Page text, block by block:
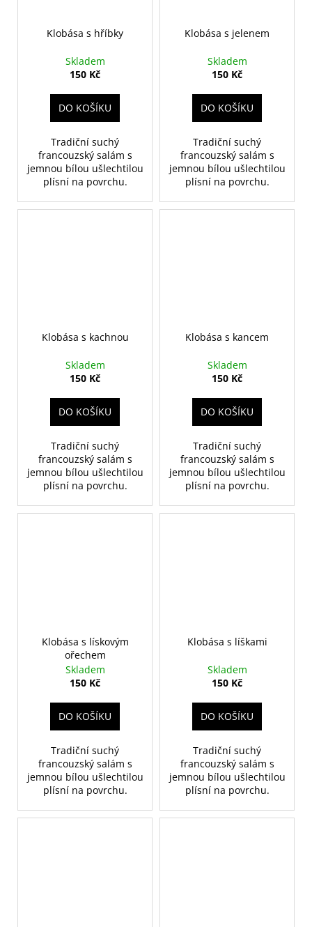
Klobása s hříbky
Skladem
150 Kč
DO KOŠÍKU
Tradiční suchý
francouzský salám s
jemnou bílou ušlechtilou
plísní na povrchu.
Klobása s jelenem
Skladem
150 Kč
DO KOŠÍKU
Tradiční suchý
francouzský salám s
jemnou bílou ušlechtilou
plísní na povrchu.
Klobása s kachnou
Skladem
150 Kč
DO KOŠÍKU
Tradiční suchý
francouzský salám s
jemnou bílou ušlechtilou
plísní na povrchu.
Klobása s kancem
Skladem
150 Kč
DO KOŠÍKU
Tradiční suchý
francouzský salám s
jemnou bílou ušlechtilou
plísní na povrchu.
Klobása s lískovým
ořechem
Skladem
150 Kč
DO KOŠÍKU
Tradiční suchý
francouzský salám s
jemnou bílou ušlechtilou
plísní na povrchu.
Klobása s líškami
Skladem
150 Kč
DO KOŠÍKU
Tradiční suchý
francouzský salám s
jemnou bílou ušlechtilou
plísní na povrchu.